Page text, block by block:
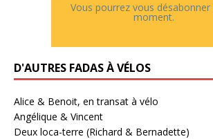
Vous pourrez vous
moment.
D'AUTRES FADAS À VÉLOS
Alice & Benoit, en transat à vélo
Angélique & Vincent
Deux loca-terre (Richard & Bernadette)